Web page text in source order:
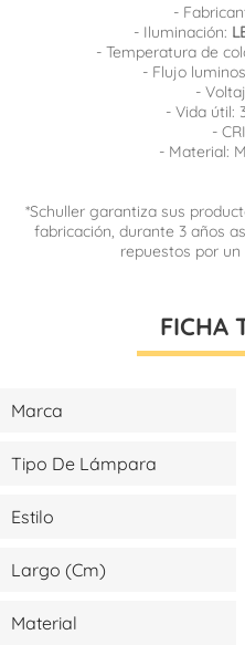
-
- Iluminación:
- Temperatura de
- Flujo
-
- Vida útil:
-
- Material:
*Schuller garantiza sus
fabricación, durante 3 años
repuestos por
FICHA
Marca
Tipo De Lámpara
Estilo
Largo (cm)
Material